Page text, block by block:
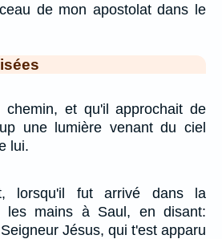
de mon apostolat dans le
et qu'il approchait de
une lumière venant du ciel
lui.
lorsqu'il fut arrivé dans la
les mains à Saul, en disant:
Jésus, qui t'est apparu